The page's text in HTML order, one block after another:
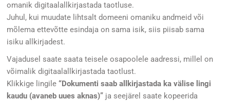
omanik digitaalallkirjastada taotluse.
Juhul, kui muudate lihtsalt domeeni omaniku andmeid või
mõlema ettevõtte esindaja on sama isik, siis piisab sama
isiku allkirjadest.
Vajadusel saate saata teisele osapoolele aadressi, millel on
võimalik digitaalallkirjastada taotlust.
Klikkige lingile“Dokumenti saab allkirjastada ka välise lingi
kaudu (avaneb uues aknas)” ja seejärel saate kopeerida